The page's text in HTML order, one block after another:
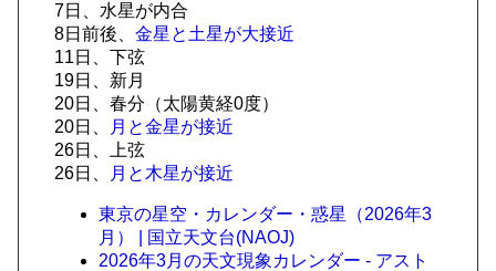
7日、水星が内合
8日前後、 金星と土星が大接近
11日、下弦
19日、新月
20日、春分（太陽黄経0度）
20日、
月と金星が接近
26日、上弦
26日、
月と木星が接近
東京の星空・カレンダー・惑星（2026年3
月） | 国立天文台(NAOJ)
2026年3月の天文現象カレンダー - アスト